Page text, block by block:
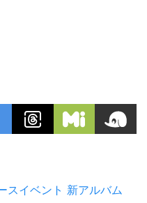
スイベント 新アルバム